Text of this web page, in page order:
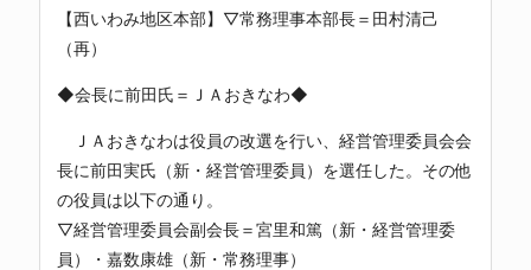
【西いわみ地区本部】▽常務理事本部長＝田村清己
（再）
◆会長に前田氏＝ＪＡおきなわ◆
ＪＡおきなわは役員の改選を行い、経営管理委員会会
長に前田実氏（新・経営管理委員）を選任した。その他
の役員は以下の通り。
▽経営管理委員会副会長＝宮里和篤（新・経営管理委
員）・嘉数康雄（新・常務理事）